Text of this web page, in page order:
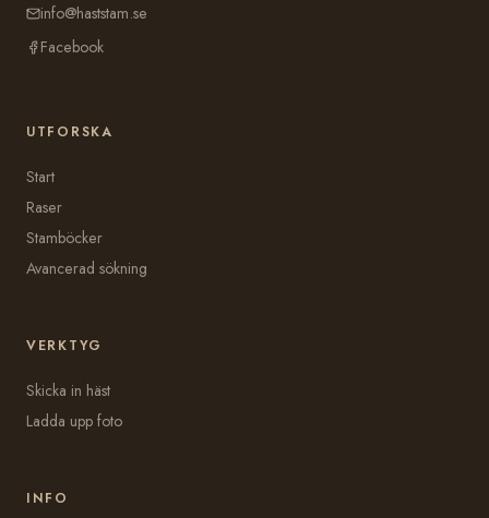
info@haststam.se
Facebook
UTFORSKA
Start
Raser
Stamböcker
Avancerad sökning
VERKTYG
Skicka in häst
Ladda upp foto
INFO